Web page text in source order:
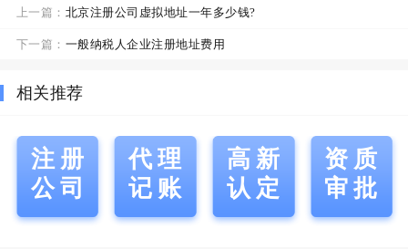
上一篇： 北京注册公司虚拟地址一年多少钱?
下一篇： 一般纳税人企业注册地址费用
相关推荐
注册
公司
代理
记账
高新
认定
资质
审批